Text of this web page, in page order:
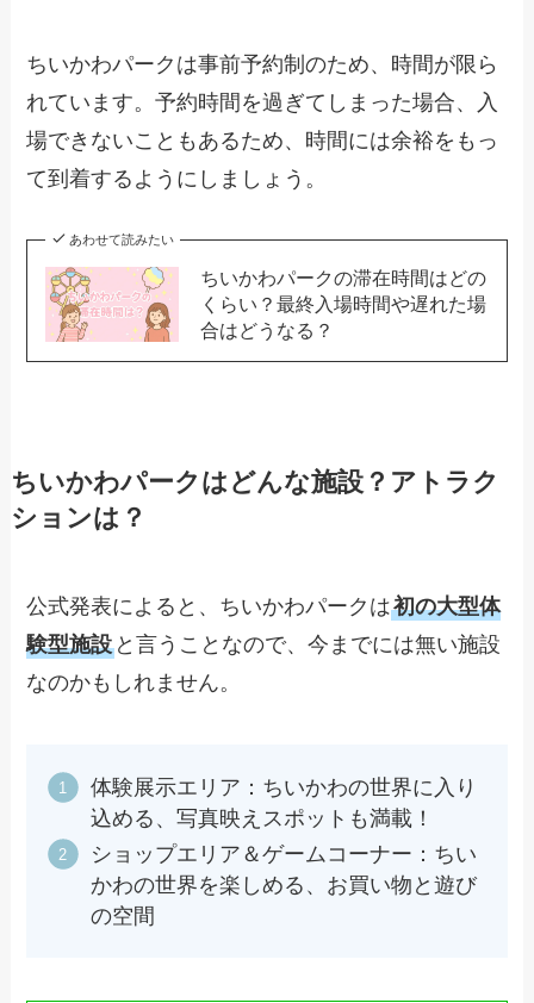
ちいかわパークは事前予約制のため、時間が限ら
れています。予約時間を過ぎてしまった場合、入
場できないこともあるため、時間には余裕をもっ
て到着するようにしましょう。
あわせて読みたい
ちいかわパークの滞在時間はどの
くらい？最終入場時間や遅れた場
合はどうなる？
ちいかわパークはどんな施設？アトラク
ションは？
公式発表によると、ちいかわパークは初の大型体
験型施設 と言うことなので、今までには無い施設
なのかもしれません。
体験展示エリア：ちいかわの世界に入り
込める、写真映えスポットも満載！
ショップエリア＆ゲームコーナー：ちい
かわの世界を楽しめる、お買い物と遊び
の空間